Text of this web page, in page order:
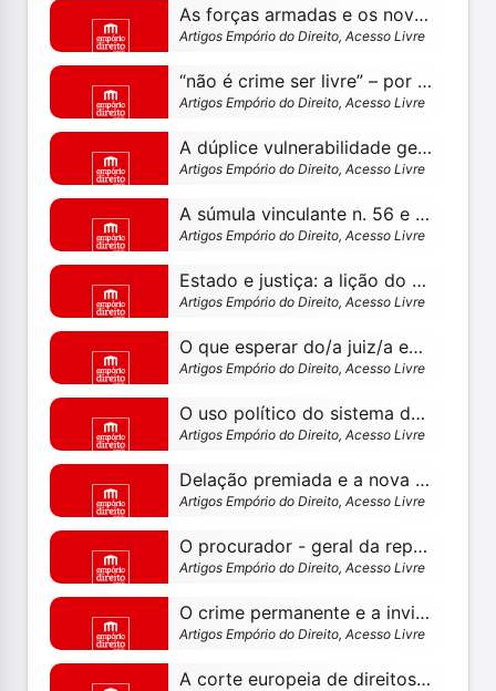
As forças armadas e os novos carandirus
Artigos Empório do Direito, Acesso Livre
“não é crime ser livre” – por fernanda mambrini rudolfo
Artigos Empório do Direito, Acesso Livre
A dúplice vulnerabilidade geográfico - financeira no processo penal
Artigos Empório do Direito, Acesso Livre
A súmula vinculante n. 56 e a diminuição da dor
Artigos Empório do Direito, Acesso Livre
Estado e justiça: a lição do zapatistas
Artigos Empório do Direito, Acesso Livre
O que esperar do/a juiz/a em um acordo de delação premiada?
Artigos Empório do Direito, Acesso Livre
O uso político do sistema de justiça criminal no brasil
Artigos Empório do Direito, Acesso Livre
Delação premiada e a nova era do risco penal calculado
Artigos Empório do Direito, Acesso Livre
O procurador - geral da república não pode dirimir conflito de atribuição entre os ministérios públicos dos estados, decidiu o stf
Artigos Empório do Direito, Acesso Livre
O crime permanente e a inviolabilidade do domicílio
Artigos Empório do Direito, Acesso Livre
A corte europeia de direitos humanos e o excesso prazal: o caso polonês